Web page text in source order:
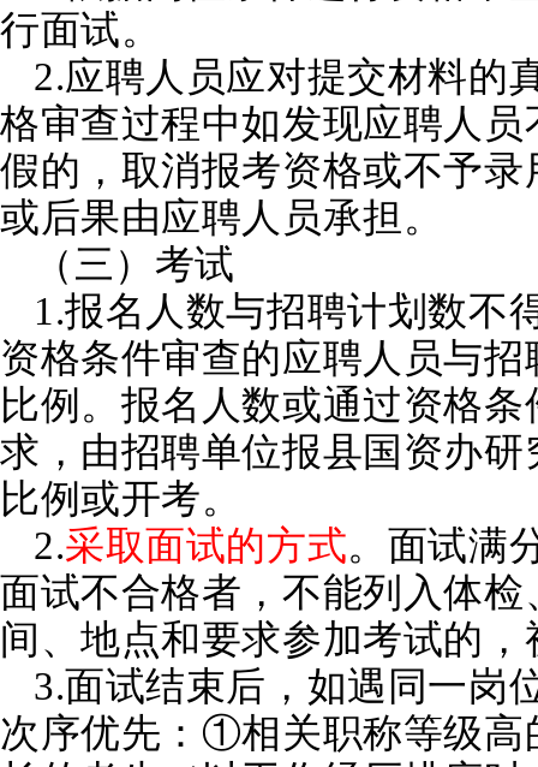
行面试。
2.应聘人员应对提交材料的
格审查过程中如发现应聘人
假的，取消报考资格或不予
或后果由应聘人员承担。
（三）考试
1.报名人数与招聘计划数不
资格条件审查的应聘人员与
比例。报名人数或通过资格
求，由招聘单位报县国资办
比例或开考。
2.采取面试的方式。面试满
面试不合格者，不能列入体
间、地点和要求参加考试的
3.面试结束后，如遇同一岗
次序优先：①相关职称等级